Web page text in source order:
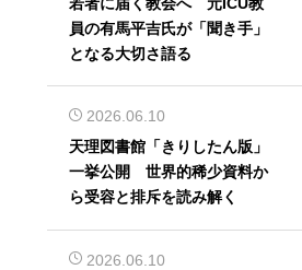
員の有馬平吉氏が「聞き手」
となる大切さ語る
2026.06.10
天理図書館「きりしたん版」
一挙公開 世界的稀少資料か
ら受容と排斥を読み解く
2026.06.10